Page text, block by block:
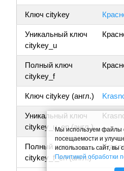
Ключ citykey
Уникальный ключ
citykey_u
Полный ключ
citykey_f
Ключ citykey (англ.)
Уникальный ключ
citykey_u_en (англ.)
Полный ключ
citykey_f_en (англ.)
Мы используем файлы
посещаемости и
использовать сайт, вы
Политикой обработки